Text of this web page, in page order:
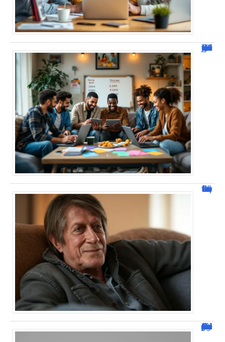
JetPunk : Quiz et jeux de culture générale
Jacques Dutronc fortune : estimation et sources de richesse !
Dafont Police : guide complet pour télécharger !